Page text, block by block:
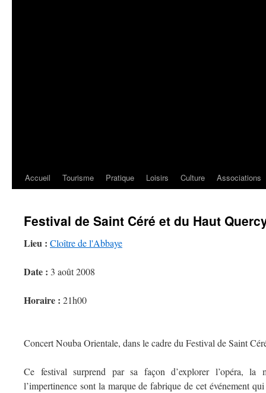
Accueil Tourisme Pratique Loisirs Culture Associations
Festival de Saint Céré et du Haut
Lieu : Cloître de l'Abbaye
Date : 3 août 2008
Horaire : 21h00
Concert Nouba Orientale, dans le cadre du Festival de Saint
Ce festival surprend par sa façon d’explorer l’opéra, la
l’impertinence sont la marque de fabrique de cet événement